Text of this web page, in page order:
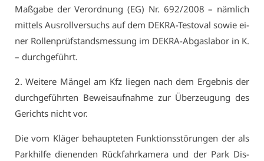
Maß­ga­be der Ver­ord­nung (EG) Nr. 692/2008 – näm­lich
mit­tels Aus­roll­ver­suchs auf dem DE­KRA-Testo­val so­wie ei­
ner Rol­len­prüf­stands­mes­sung im DE­KRA-Ab­gas­la­bor in K.
– durch­ge­führt.
2. Wei­te­re Män­gel am Kfz lie­gen nach dem Er­geb­nis der
durch­ge­führ­ten Be­weis­auf­nah­me zur Über­zeu­gung des
Ge­richts nicht vor.
Die vom Klä­ger be­haup­te­ten Funk­ti­ons­stö­run­gen der als
Park­hil­fe die­nen­den Rück­fahr­ka­me­ra und der Park Dis­